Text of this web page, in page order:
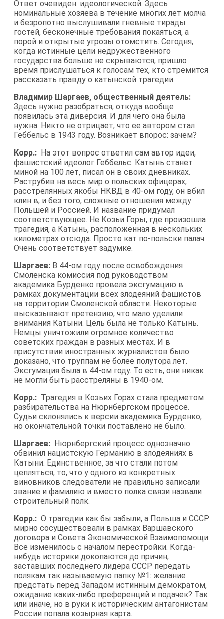
Ответ очевиден: идеологической. Здесь
номинальные хозяева в течение многих лет молча
и безропотно выслушивали гневные тирады
гостей, бесконечные требования покаяться, а
порой и открытые угрозы отомстить. Сегодня,
когда истинные цели недружественного
государства больше не скрываются, пришло
время прислушаться к голосам тех, кто стремится
рассказать правду о катынской трагедии.
Владимир Шаргаев, общественный деятель:
Здесь нужно разобраться, откуда вообще
появилась эта диверсия. И для чего она была
нужна. Никто не отрицает, что ее автором стал
Геббельс в 1943 году. Возникает впорос: зачем?
Корр.: На этот вопрос ответил сам автор идеи,
фашистский идеолог Геббельс. Катынь станет
миной на 100 лет, писал он в своих дневниках.
Раструбив на весь мир о польских офицерах,
расстрелянных якобы НКВД в 40-ом году, он вбил
клин в, и без того, сложные отношения между
Польшей и Россией. И название придумал
соответствующее. Не Козьи Горы, где произошла
трагедия, а Катынь, расположенная в нескольких
километрах отсюда. Просто кат по-польски палач.
Очень соответствует задумке.
Шаргаев: В 44-ом году после освобождения
Смоленска комиссия под руководством
академика Бурденко провела эксгумацию в
рамках документации всех злодеяний фашистов
на территории Смоленской области. Некоторые
высказывают претензию, что мало уделили
внимания Катыни. Цель была не только Катынь.
Немцы уничтожили огромное количество
советских граждан в разных местах. И в
присутствии иностранных журналистов было
доказано, что труппам не более полутора лет.
Эксгумация была в 44-ом году. То есть, они никак
не могли быть расстреляны в 1940-ом.
Корр.: Трагедия в Козьих Горах стала предметом
разбирательства на Нюрнбергском процессе.
Судьи склонялись к версии академика Бурденко,
но окончательной точки поставлено не было.
Шаргаев: Нюрнбергский процесс однозначно
обвинил нацистскую Германию в злодеяниях в
Катыни. Единственное, за что стали потом
цепляться, то, что у одного из конкретных
виновников следователи не правильно записали
звание и фамилию и вместо полка связи назвали
строительный полк.
Корр.: О трагедии как бы забыли, а Польша и СССР
мирно сосуществовали в рамках Варшавского
договора и Совета Экономической Взаимопомощи.
Все изменилось с началом перестройки. Когда-
нибудь историки докопаются до причин,
заставших последнего лидера СССР передать
полякам так называемую папку №1: желание
предстать перед Западом истинным демократом,
ожидание каких-либо преференций и подачек? Так
или иначе, но в руки к историческим антагонистам
России попала козырная карта.